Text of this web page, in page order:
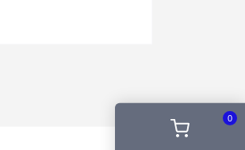
0